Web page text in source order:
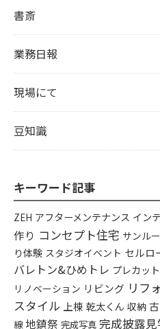
書斎
業務日報
現場にて
豆知識
キーワード記事
ZEH アフターメンテナンス イン
作り コンセプト住宅 サンル
り体験 スタジオイベント セルロ
バレトン&ひめトレ プレカッ
リノベーション リビング リフ
スタイル 上棟 乾太くん 収納
線 地鎮祭 完成写真 完成披露